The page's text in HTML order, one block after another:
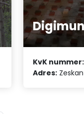
KvK nummer:
Adres: